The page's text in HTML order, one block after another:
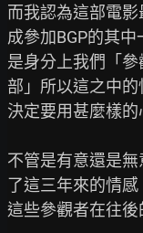
而我認為這部電
成參加BGP的其
是身分上我們「
部」所以這之中
決定要用甚麼樣的
不管是有意還是
了這三年來的情
這些參觀者在往後